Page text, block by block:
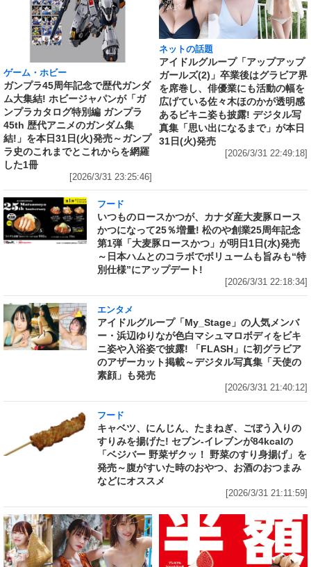
ゲーム・ホビー
ガンプラ45周年記念で歴代ガンダ
ム大集結! ホビージャパンが「ガ
ンプラカタログ特別編 ガンプラ
45th 歴代アニメのガンダム集
結!」を本日31日(火)発売～ガンプ
ラ史のこれまでとこれからを網羅
した1冊
[2026/3/31 23:25:46]
ネットの話題
アイドルグループ「アップアップ
ガールズ(2)」卒業後はグラビア界
を席巻し、俳優業にも活動の幅を
広げている佐々木ほのかが透明感
あるビキニ姿も披露! デジタル写
真集「思い出になるまで」が本日
31日(火)発売
[2026/3/31 22:49:18]
フード
いつものロースかつが、カナダ産大麦豚ロース
かつになって25％増量! 松のや創業25周年記念
第1弾「大麦豚ロースかつ」が明日1日(水)発売
～日本ハムとのコラボでボリュームも旨みも“特
別仕様”にアップデート!
[2026/3/31 22:18:34]
エンタメ
アイドルグループ「My_Stage」の人気メンバ
ー・浜辺ゆりなが色白マシュマロボディをビキ
ニ姿や入浴姿で披露! 「FLASH」に初グラビア
のアザーカット掲載～デジタル写真集「天使の
素顔」も発売
[2026/3/31 21:40:12]
フード
キャベツ、にんじん、たまねぎ、ごぼう入りの
すりみを揚げた! セブン‐イレブンが84kcalの
「ベジバー 野菜ザクッ！ 野菜のすり身揚げ」を
発売～腹がすいた時のおやつ、お酒のおつまみ
などにオススメ
[2026/3/31 21:11:59]